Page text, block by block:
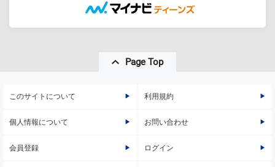
Page Top
このサイトについて 利用規約
個人情報について お問い合わせ
会員登録 ログイン